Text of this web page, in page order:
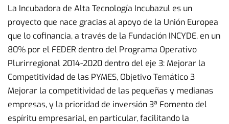
La Incubadora de Alta Tecnología Incubazul es un
proyecto que nace gracias al apoyo de la Unión Europea
que lo cofinancia, a través de la Fundación INCYDE, en un
80% por el FEDER dentro del Programa Operativo
Plurirregional 2014-2020 dentro del eje 3: Mejorar la
Competitividad de las PYMES, Objetivo Temático 3
Mejorar la competitividad de las pequeñas y medianas
empresas, y la prioridad de inversión 3ª Fomento del
espíritu empresarial, en particular, facilitando la